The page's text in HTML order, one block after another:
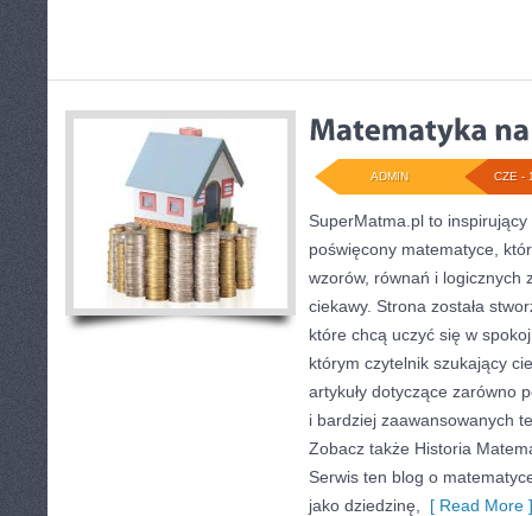
CZE -
ADMIN
SuperMatma.pl to
poświęcony matematyce,
wzorów, równań i logicznych
ciekawy. Strona została
które chcą uczyć się w
którym czytelnik szukający
artykuły dotyczące zarówno
i bardziej zaawansowanych
Zobacz także Historia
Serwis ten blog o
jako dziedzinę,
[ Read More ]